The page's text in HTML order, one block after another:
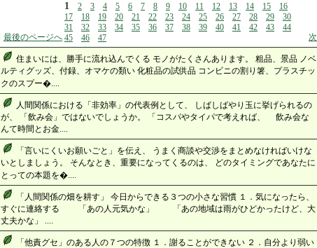
最後のページへ
1 2 3 4 5 6 7 8 9 10 11 12 13 14 15
16
17
18 19 20 21 22 23 24 25 26 27 28 29
30
31
32 33 34 35 36 37 38 39 40 41 42 43
44
45
46 47
住まいには、勝手に流れ込んでくる モノがたくさんあります。 粗品、景品 ノベ
ルティグッズ、付録、オマケの類い 化粧品の試供品 コンビニの割り箸、プラスチッ
クのスプー�....
人間関係における「非効率」の代表例として、 しばしばやり玉に挙げられるの
が、 「飲み会」ではないでしょうか。 「コスパやタイパで考えれば、 飲み会な
んて時間とお金....
「言いにくいお願いごと」を伝え、 うまく商談や交渉をまとめなければいけな
いとしましょう。 そんなとき、重要になってくるのは、 どのタイミングであなたに
とっての本題を�....
「人間関係の畑を耕す」 今日からできる３つの小さな習慣 １．気になったら、
すぐに連絡する 「あの人元気かな」 「あの地域は雨がひどかったけど、大
丈夫かな」 ....
「他責グセ」のある人の７つの特徴 １．謝ることができない ２．自分より弱い